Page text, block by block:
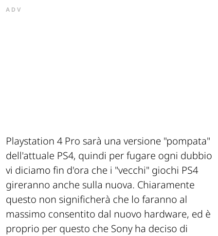
ADV
Playstation 4 Pro sarà una versione "pompata"
dell'attuale PS4, quindi per fugare ogni dubbio
vi diciamo fin d'ora che i "vecchi" giochi PS4
gireranno anche sulla nuova. Chiaramente
questo non significherà che lo faranno al
massimo consentito dal nuovo hardware, ed è
proprio per questo che Sony ha deciso di